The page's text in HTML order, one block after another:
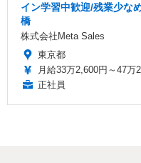
イン学習中歓迎/残業少な
橋
株式会社Meta Sales
東京都
月給33万2,600円～47万
正社員